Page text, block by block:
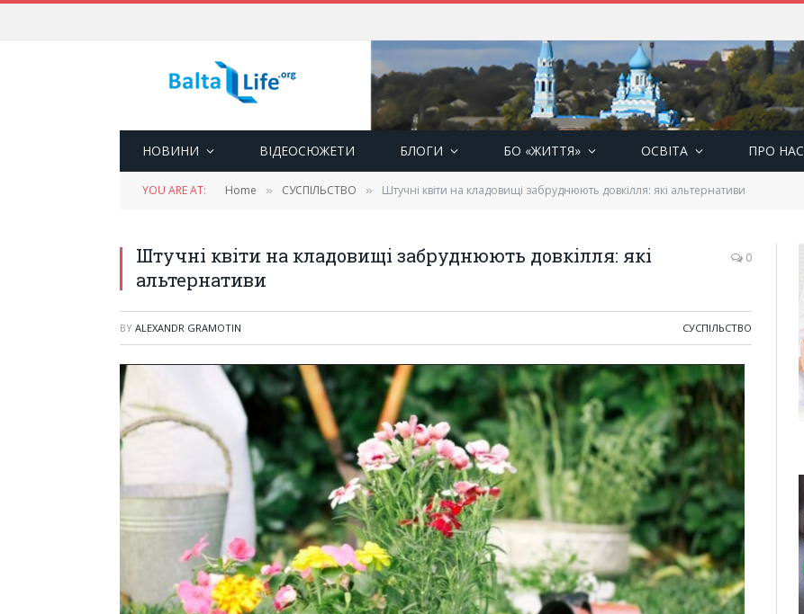
НОВИНИ ВІДЕОСЮЖЕТИ БЛОГИ БО «ЖИТТЯ» ОСВІТА ПРО НАС
YOU ARE AT: Home » СУСПІЛЬСТВО » Штучні квіти на кладовищі забруднюють довкілля: які альтернативи
Штучні квіти на кладовищі забруднюють довкілля: які
альтернативи
0
BY ALEXANDR GRAMOTIN СУСПІЛЬСТВО